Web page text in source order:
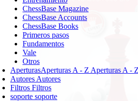
ChessBase Magazine
ChessBase Accounts
ChessBase Books
Primeros pasos
Fundamentos
Vale
Otros
AperturasAperturas A - Z Aperturas A - Z
Autores Autores
Filtros Filtros
soporte soporte